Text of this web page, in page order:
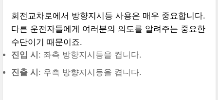
회전교차로에서 방향지시등 사용은 매우 중요합니다.
다른 운전자들에게 여러분의 의도를 알려주는 중요한
수단이기 때문이죠.
진입 시 : 좌측 방향지시등을 켭니다.
진출 시 : 우측 방향지시등을 켭니다.